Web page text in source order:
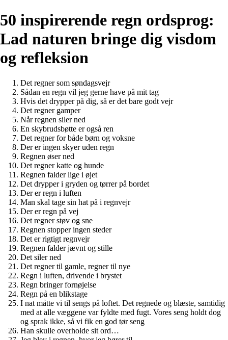
50 inspirerende regn ordsprog:
Lad naturen bringe dig visdom
og refleksion
Det regner som søndagsvejr
Sådan en regn vil jeg gerne have på mit tag
Hvis det drypper på dig, så er det bare godt vejr
Det regner gamper
Når regnen siler ned
En skybrudsbøtte er også ren
Det regner for både børn og voksne
Der er ingen skyer uden regn
Regnen øser ned
Det regner katte og hunde
Regnen falder lige i øjet
Det drypper i gryden og tørrer på bordet
Der er regn i luften
Man skal tage sin hat på i regnvejr
Der er regn på vej
Det regner støv og sne
Regnen stopper ingen steder
Det er rigtigt regnvejr
Regnen falder jævnt og stille
Det siler ned
Det regner til gamle, regner til nye
Regn i luften, drivende i brystet
Regn bringer fornøjelse
Regn på en blikstage
I nat måtte vi til sengs på loftet. Det regnede og blæste, samtidig
med at alle væggene var fyldte med fugt. Vores seng holdt dog
og sprak ikke, så vi fik en god tør seng
Han skulle overholde sit ord…